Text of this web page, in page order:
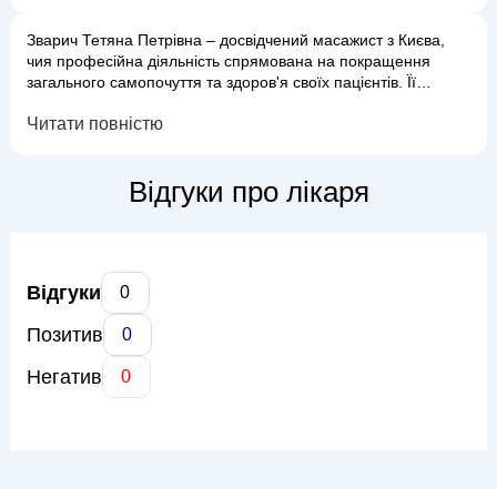
Зварич Тетяна Петрівна – досвідчений масажист з Києва,
чия професійна діяльність спрямована на покращення
загального самопочуття та здоров'я своїх пацієнтів. Її
для зняття м'язової напруги, покращення кровообігу та
класичний, лікувальни...
Читати повністю
Відгуки про лікаря
Відгуки 0
Позитив 0
Негатив 0